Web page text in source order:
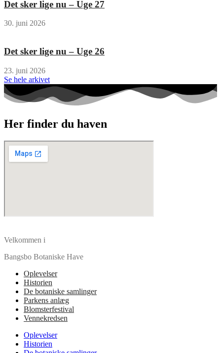
Det sker lige nu – Uge 27
30. juni 2026
Det sker lige nu – Uge 26
23. juni 2026
Se hele arkivet
Her finder du haven
Velkommen i
Bangsbo Botaniske Have
Oplevelser
Historien
De botaniske samlinger
Parkens anlæg
Blomsterfestival
Vennekredsen
Oplevelser
Historien